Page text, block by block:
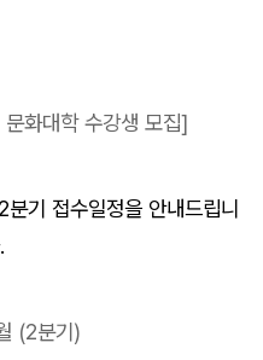
문화대학 수강생 모집]
기 접수일정을 안내드립니
(2분기 )